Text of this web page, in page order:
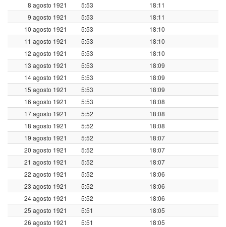
8 agosto 1921 5:53
18:11
9 agosto 1921
5:53
18:11
10 agosto 1921
5:53
18:10
11 agosto 1921
5:53
18:10
12 agosto 1921
5:53
18:10
13 agosto 1921
5:53
18:09
14 agosto 1921
5:53
18:09
15 agosto 1921
5:53
18:09
16 agosto 1921
5:53
18:08
17 agosto 1921
5:52
18:08
18 agosto 1921
5:52
18:08
19 agosto 1921
5:52
18:07
20 agosto 1921
5:52
18:07
21 agosto 1921
5:52
18:07
22 agosto 1921
5:52
18:06
23 agosto 1921
5:52
18:06
24 agosto 1921
5:52
18:06
25 agosto 1921
5:51
18:05
26 agosto 1921
5:51
18:05